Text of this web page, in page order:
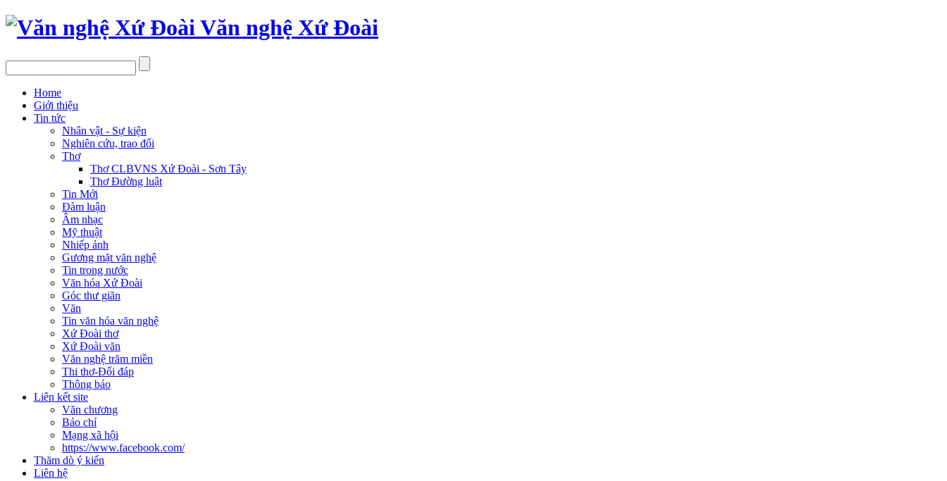
Văn nghệ Xứ Đoài
Home
Giới thiệu
Tin tức
Nhân vật - Sự kiện
Nghiên cứu, trao đổi
Thơ
Thơ CLBVNS Xứ Đoài - Sơn Tây
Thơ Đường luật
Tin Mới
Đàm luận
Âm nhạc
Mỹ thuật
Nhiếp ảnh
Gương mặt văn nghệ
Tin trong nước
Văn hóa Xứ Đoài
Góc thư giãn
Văn
Tin văn hóa văn nghệ
Xứ Đoài thơ
Xứ Đoài văn
Văn nghệ trăm miền
Thi thơ-Đối đáp
Thông báo
Liên kết site
Văn chương
Báo chí
Mạng xã hội
https://www.facebook.com/
Thăm dò ý kiến
Liên hệ